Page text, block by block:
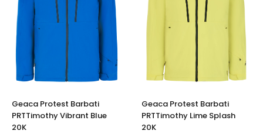
Geaca Protest Barbati
PRTTimothy Vibrant Blue
20K
Geaca Protest Barbati
PRTTimothy Lime Splash
20K